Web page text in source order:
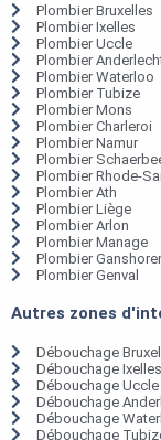
Plombier Bruxelles
Plombier Ixelles
Plombier Uccle
Plombier
Plombier Waterloo
Plombier Tubize
Plombier Mons
Plombier Charleroi
Plombier Namur
Plombier
Plombier Rhode-
Plombier Ath
Plombier Liège
Plombier Arlon
Plombier Manage
Plombier
Plombier Genval
Autres zones
Débouchage
Débouchage Ixelles
Débouchage Uccle
Débouchage
Débouchage
Débouchage